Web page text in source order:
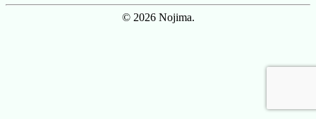
© 2026 Nojima.